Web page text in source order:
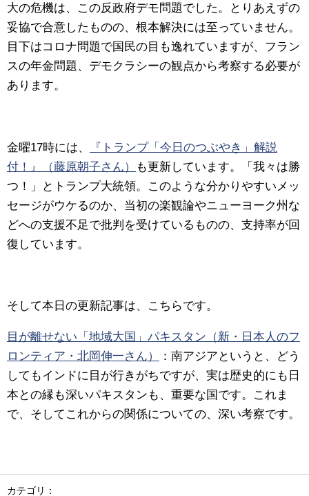
大の危機は、この反政府デモ問題でした。とりあえずの
妥協で合意したものの、根本解決には至っていません。
目下はコロナ問題で国民の目も逸れていますが、フラン
スの年金問題、デモクラシーの観点から考察する必要が
あります。
金曜17時には、
『トランプ「今日のつぶやき」解説
付！』（藤原朝子さん）
も更新しています。「我々は勝
つ！」とトランプ大統領。このような分かりやすいメッ
セージがウケるのか、当初の楽観論やニューヨーク州な
どへの支援不足で批判を受けているものの、支持率が回
復しています。
そして本日の更新記事は、こちらです。
目が離せない「地域大国」パキスタン（新・日本人のフ
ロンティア・北岡伸一さん）
：南アジアというと、どう
してもインドに目が行きがちですが、実は歴史的にも日
本との縁も深いパキスタンも、重要な国です。これま
で、そしてこれからの関係についての、深い考察です。
カテゴリ：